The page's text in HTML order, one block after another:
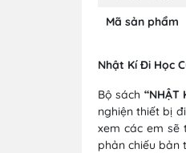
Mã sản phẩm
Nhật Kí Đi Học
Bộ sách “NHẬT
nghiện thiết bị
xem các em sẽ
phản chiếu bản